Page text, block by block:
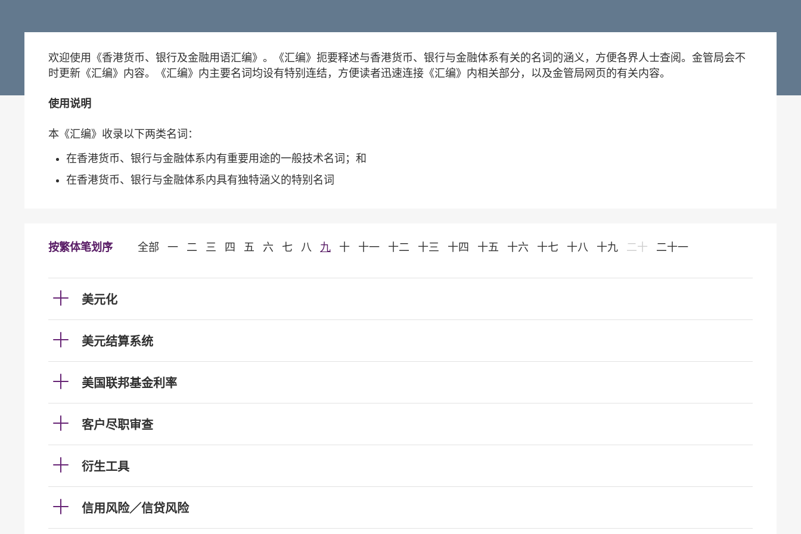
欢迎使用《香港货币、银行及金融用语汇编》。《汇编》扼要释述与香港货币、银行与金融体系有关的名词的涵义，方便各界人士查阅。金管局会不
时更新《汇编》内容。《汇编》内主要名词均设有特别连结，方便读者迅速连接《汇编》内相关部分，以及金管局网页的有关内容。
使用说明
本《汇编》收录以下两类名词：
在香港货币、银行与金融体系内有重要用途的一般技术名词；和
在香港货币、银行与金融体系内具有独特涵义的特别名词
按繁体笔划序 全部 一 二 三 四 五 六 七 八 九 十 十一 十二 十三 十四 十五 十六 十七 十八 十九 二十 二十一
美元化
美元结算系统
美国联邦基金利率
客户尽职审查
衍生工具
信用风险／信贷风险